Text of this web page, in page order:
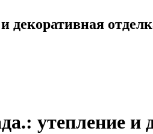
декоративная
утепление и